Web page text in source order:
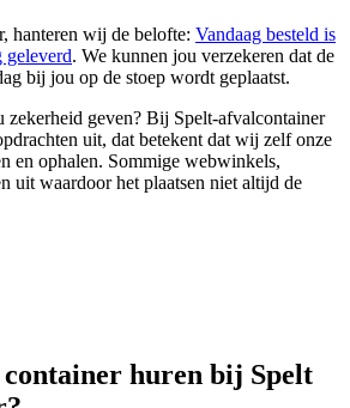
hanteren wij de belofte: Vandaag besteld is
geleverd. We kunnen jou verzekeren dat de
bij jou op de stoep wordt geplaatst.
geven? Bij Spelt-afvalcontainer
uit, dat betekent dat wij zelf onze
en ophalen. Sommige webwinkels,
uit waardoor het plaatsen niet altijd de
huren bij Spelt